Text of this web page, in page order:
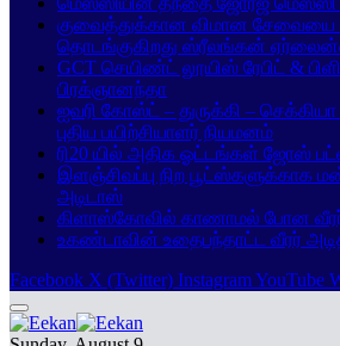
குவைத்துக்கான விமான
தொடங்குகிறது ஸ்ரீலங்கன்
GCT செயிண்ட் லூயிஸ் ரேபிட் &
பிரக்ஞானந்தா
ஐவரி கோஸ்ட் – துருக்கி –
புதிய பயிற்சியாளர் நியமனம்
ரி20 யில் அதிக ஓட்டங்கள் ஜோஸ்
இளஞ்சிவப்பு நிற பூட்ஸ்களுக்காக
அடிடாஸ்
கிளாஸ்கோவில் காணாமல் போன
உகண்டாவின் உதைபந்தாட்ட வீரர்
Facebook X (Twitter) InstagramYouTube